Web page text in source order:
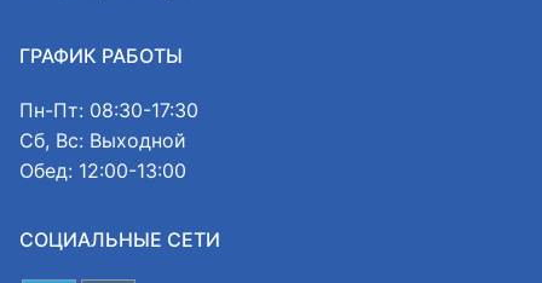
ГРАФИК РАБОТЫ
Пн-Пт: 08:30-17:30
Сб, Вс: Выходной
Обед: 12:00-13:00
СОЦИАЛЬНЫЕ СЕТИ